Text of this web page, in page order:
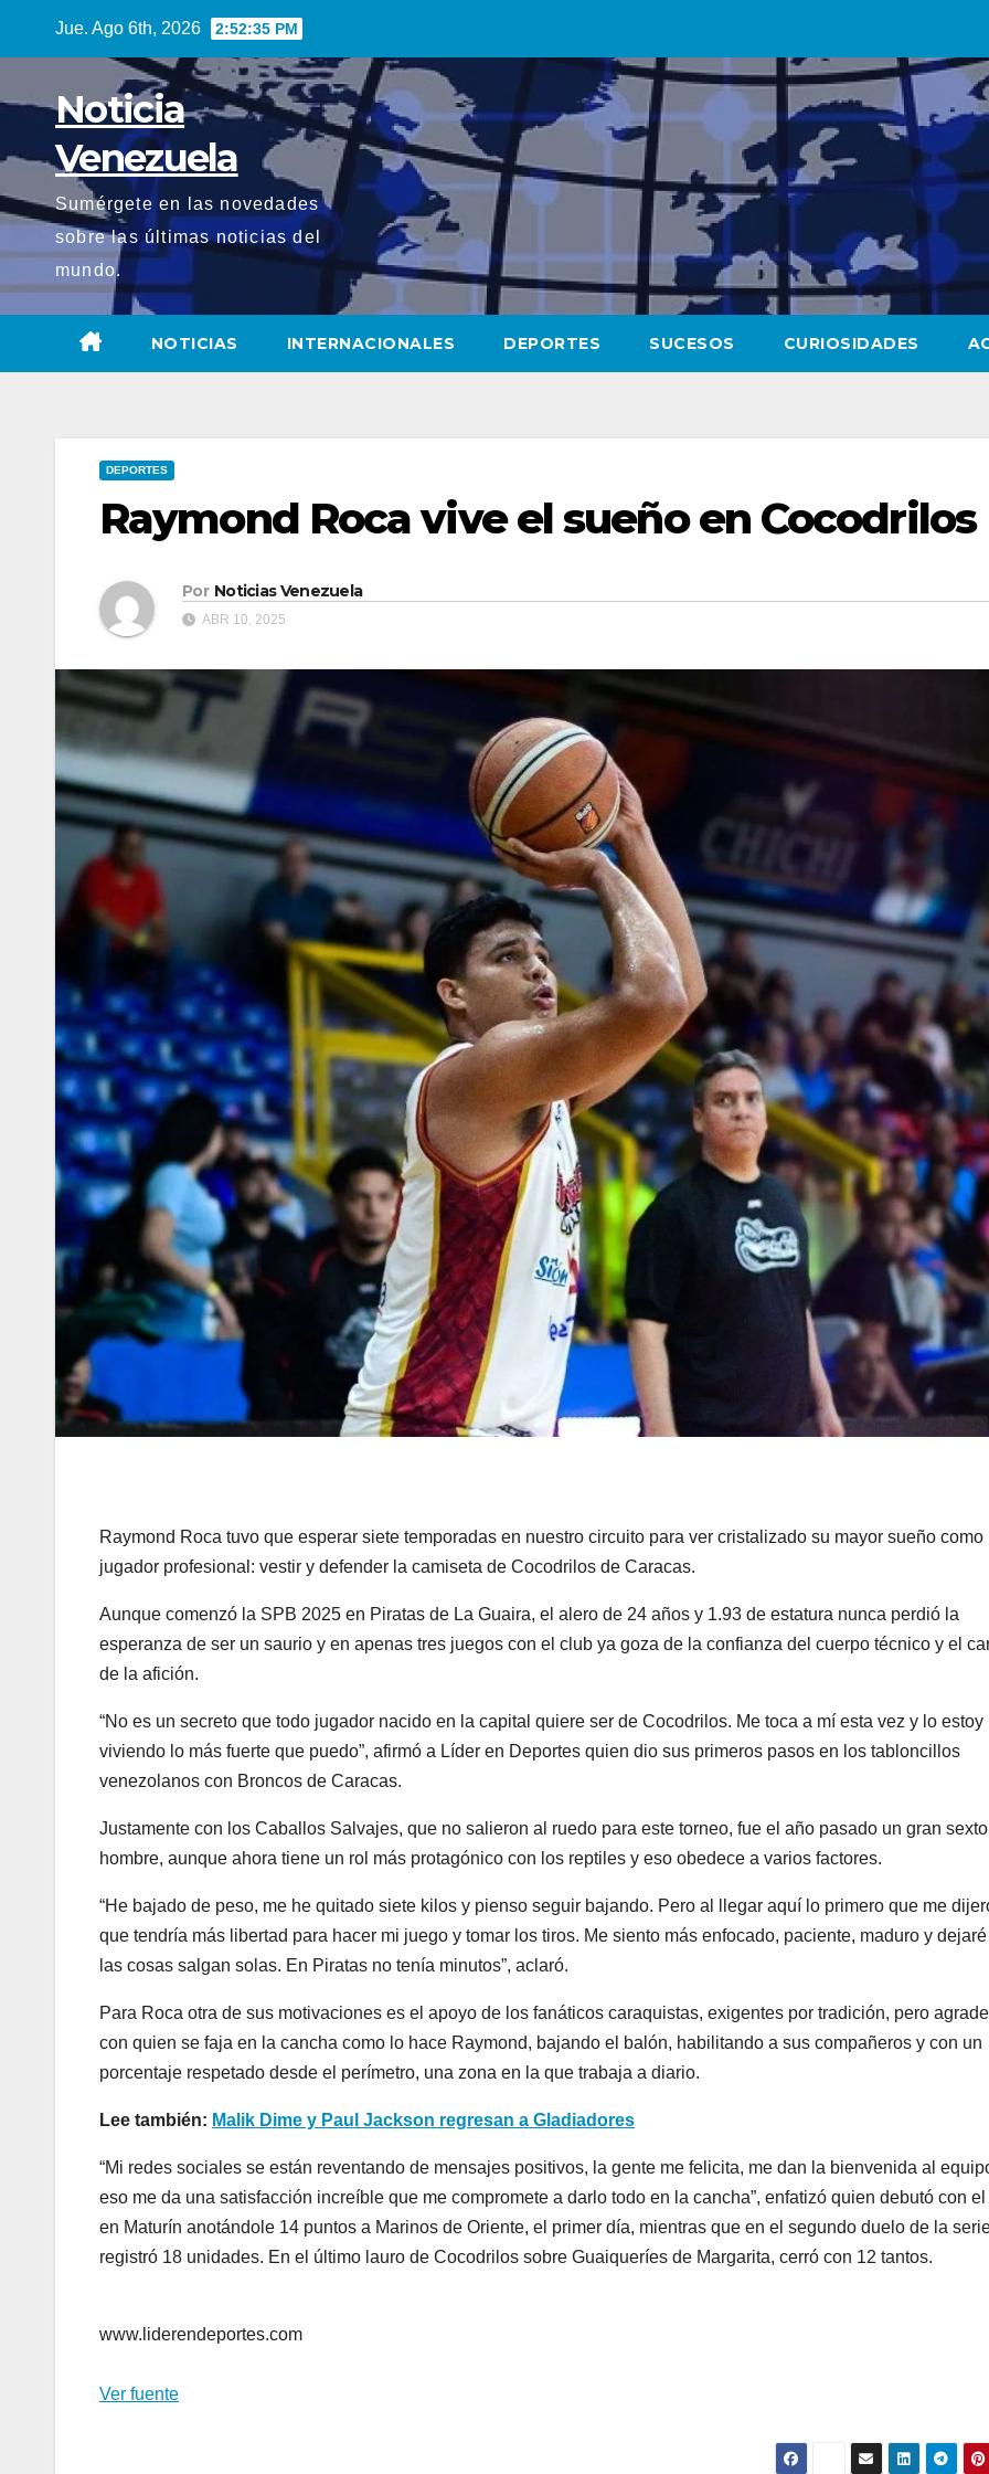
Jue. Ago 6th, 2026 2:52:36 PM
Noticia
Venezuela
Sumérgete en las novedades
sobre las últimas noticias del
mundo.
NOTICIAS INTERNACIONALES DEPORTES SUCESOS CURIOSIDADES
DEPORTES
Raymond Roca vive el sueño en Cocodrilos
Por Noticias Venezuela
ABR 10, 2025
Raymond Roca tuvo que esperar siete temporadas en nuestro circuito para ver cristalizado su mayor sueño como
jugador profesional: vestir y defender la camiseta de Cocodrilos de Caracas.
Aunque comenzó la SPB 2025 en Piratas de La Guaira, el alero de 24 años y 1.93 de estatura nunca perdió la
esperanza de ser un saurio y en apenas tres juegos con el club ya goza de la confianza del cuerpo técnico y el
de la afición.
“No es un secreto que todo jugador nacido en la capital quiere ser de Cocodrilos. Me toca a mí esta vez y lo estoy
viviendo lo más fuerte que puedo”, afirmó a Líder en Deportes quien dio sus primeros pasos en los tabloncillos
venezolanos con Broncos de Caracas.
Justamente con los Caballos Salvajes, que no salieron al ruedo para este torneo, fue el año pasado un gran sexto
hombre, aunque ahora tiene un rol más protagónico con los reptiles y eso obedece a varios factores.
“He bajado de peso, me he quitado siete kilos y pienso seguir bajando. Pero al llegar aquí lo primero que me
que tendría más libertad para hacer mi juego y tomar los tiros. Me siento más enfocado, paciente, maduro y
las cosas salgan solas. En Piratas no tenía minutos”, aclaró.
Para Roca otra de sus motivaciones es el apoyo de los fanáticos caraquistas, exigentes por tradición, pero
con quien se faja en la cancha como lo hace Raymond, bajando el balón, habilitando a sus compañeros y con un
porcentaje respetado desde el perímetro, una zona en la que trabaja a diario.
Lee también: Malik Dime y Paul Jackson regresan a Gladiadores
“Mi redes sociales se están reventando de mensajes positivos, la gente me felicita, me dan la bienvenida al
eso me da una satisfacción increíble que me compromete a darlo todo en la cancha”, enfatizó quien debutó con
en Maturín anotándole 14 puntos a Marinos de Oriente, el primer día, mientras que en el segundo duelo de la
registró 18 unidades. En el último lauro de Cocodrilos sobre Guaiqueríes de Margarita, cerró con 12 tantos.
www.liderendeportes.com
Ver fuente